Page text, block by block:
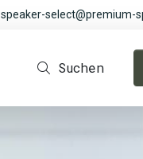
speaker-select@premium-
Suchen